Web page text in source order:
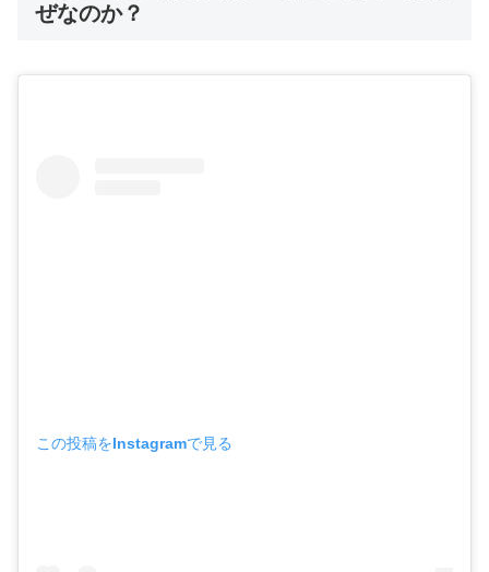
ぜなのか？
この投稿をInstagramで見る